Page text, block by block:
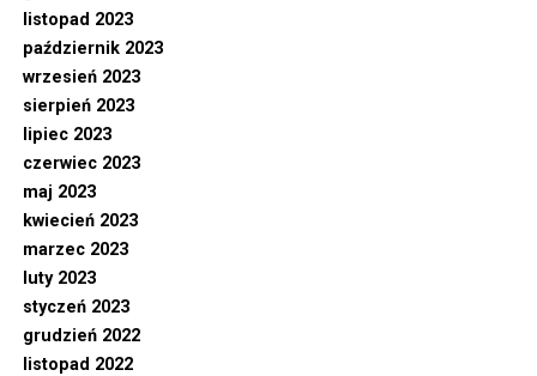
listopad 2023
październik 2023
wrzesień 2023
sierpień 2023
lipiec 2023
czerwiec 2023
maj 2023
kwiecień 2023
marzec 2023
luty 2023
styczeń 2023
grudzień 2022
listopad 2022